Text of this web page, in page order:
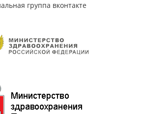
группа вконтакте